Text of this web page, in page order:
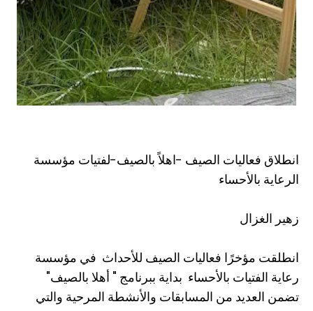
انطلاق فعاليات الصيف -اهلاً بالصيف-لفتيات مؤسسة
الرعاية بالأحساء
زهير الغزال
انطلقت مؤخرًا فعاليات الصيف للأحداث في مؤسسة
رعاية الفتيات بالأحساء بداية ببرنامج " أهلا بالصيف"
تضمن العديد من المسابقات والأنشطة المرحية والتي